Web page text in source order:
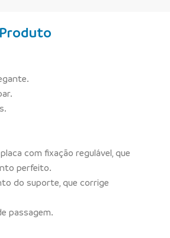
Produto
com fixação regulável, que
perfeito.
do suporte, que corrige
passagem.